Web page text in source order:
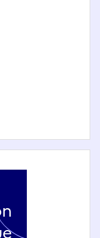
état civil /